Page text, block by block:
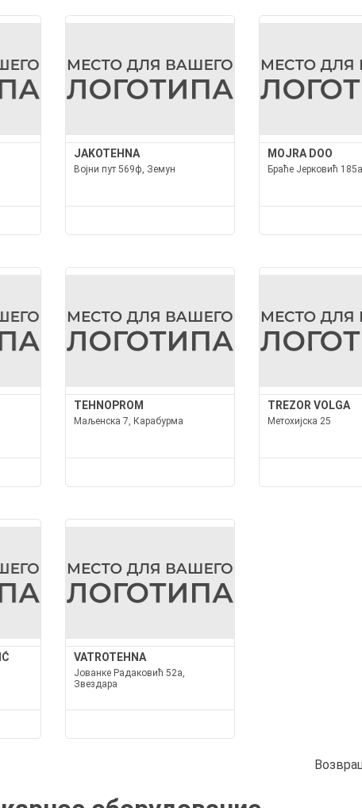
JAKOTEHNA
Војни пут 569ф, Земун
MOJRA DOO
Браће Јерковић
TEHNOPROM
Маљенска 7, Карабурма
TREZOR VOLGA
Метохијска 25
VATROTEHNA
Јованке Радаковић 52а,
Звездара